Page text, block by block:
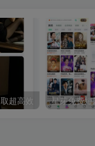
超高效 星芽免费短